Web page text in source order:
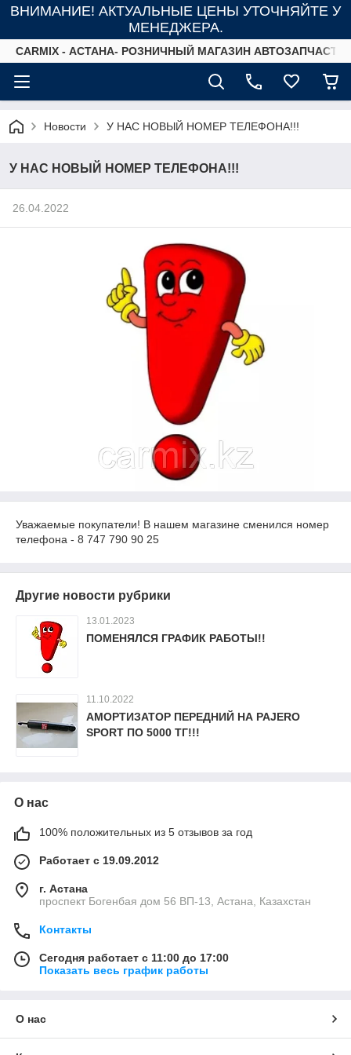
ВНИМАНИЕ! АКТУАЛЬНЫЕ ЦЕНЫ УТОЧНЯЙТЕ У
МЕНЕДЖЕРА.
СARMIX - АСТАНА- РОЗНИЧНЫЙ МАГАЗИН
Новости У НАС НОВЫЙ НОМЕР ТЕЛЕФОНА!!!
У НАС НОВЫЙ НОМЕР ТЕЛЕФОНА!!!
26.04.2022
Уважаемые покупатели! В нашем магазине сменился номер
телефона - 8 747 790 90 25
Другие новости рубрики
13.01.2023
ПОМЕНЯЛСЯ ГРАФИК РАБОТЫ!!
11.10.2022
АМОРТИЗАТОР ПЕРЕДНИЙ НА PAJERO
SPORT ПО 5000 ТГ!!!
О нас
100% положительных из 5 отзывов за год
Работает с 19.09.2012
г. Астана
проспект Богенбая дом 56 ВП-13, Астана, Казахстан
Контакты
Сегодня работает с 11:00 до 17:00
Показать весь график работы
О нас